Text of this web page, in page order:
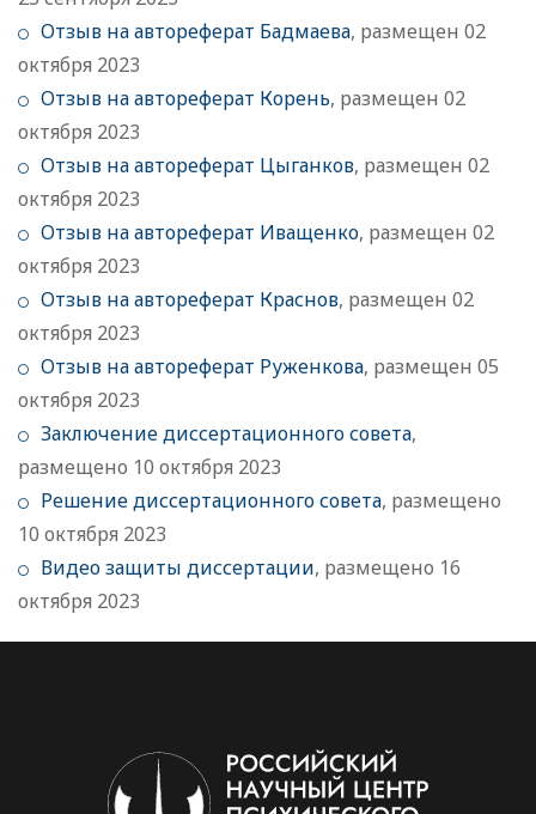
Отзыв на автореферат Бадмаева, размещен 02
октября 2023
Отзыв на автореферат Корень, размещен 02
октября 2023
Отзыв на автореферат Цыганков, размещен 02
октября 2023
Отзыв на автореферат Иващенко, размещен 02
октября 2023
Отзыв на автореферат Краснов, размещен 02
октября 2023
Отзыв на автореферат Руженкова, размещен 05
октября 2023
Заключение диссертационного совета,
размещено 10 октября 2023
Решение диссертационного совета, размещено
10 октября 2023
Видео защиты диссертации, размещено 16
октября 2023